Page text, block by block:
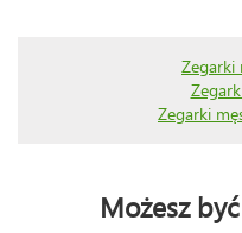
Zegarki
Zegarki
Możesz